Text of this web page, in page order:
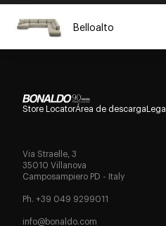
Belloalto
Store LocatorÁrea de descarga
Via Straelle, 3
35010 Villanova
Camposampiero PD - Italy
Ph. +39 049 9299011
info@bonaldo.com